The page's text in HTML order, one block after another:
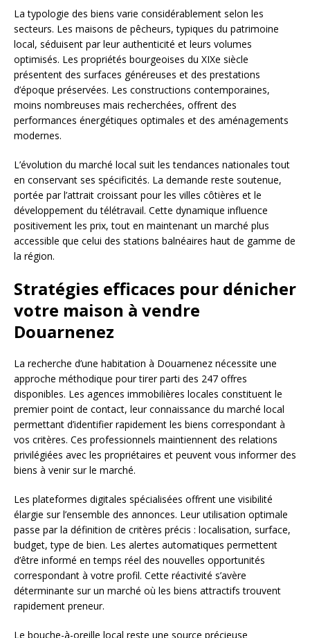
La typologie des biens varie considérablement selon les
secteurs. Les maisons de pêcheurs, typiques du patrimoine
local, séduisent par leur authenticité et leurs volumes
optimisés. Les propriétés bourgeoises du XIXe siècle
présentent des surfaces généreuses et des prestations
d’époque préservées. Les constructions contemporaines,
moins nombreuses mais recherchées, offrent des
performances énergétiques optimales et des aménagements
modernes.
L’évolution du marché local suit les tendances nationales tout
en conservant ses spécificités. La demande reste soutenue,
portée par l’attrait croissant pour les villes côtières et le
développement du télétravail. Cette dynamique influence
positivement les prix, tout en maintenant un marché plus
accessible que celui des stations balnéaires haut de gamme de
la région.
Stratégies efficaces pour dénicher
votre maison à vendre
Douarnenez
La recherche d’une habitation à Douarnenez nécessite une
approche méthodique pour tirer parti des 247 offres
disponibles. Les agences immobilières locales constituent le
premier point de contact, leur connaissance du marché local
permettant d’identifier rapidement les biens correspondant à
vos critères. Ces professionnels maintiennent des relations
privilégiées avec les propriétaires et peuvent vous informer des
biens à venir sur le marché.
Les plateformes digitales spécialisées offrent une visibilité
élargie sur l’ensemble des annonces. Leur utilisation optimale
passe par la définition de critères précis : localisation, surface,
budget, type de bien. Les alertes automatiques permettent
d’être informé en temps réel des nouvelles opportunités
correspondant à votre profil. Cette réactivité s’avère
déterminante sur un marché où les biens attractifs trouvent
rapidement preneur.
Le bouche-à-oreille local reste une source précieuse